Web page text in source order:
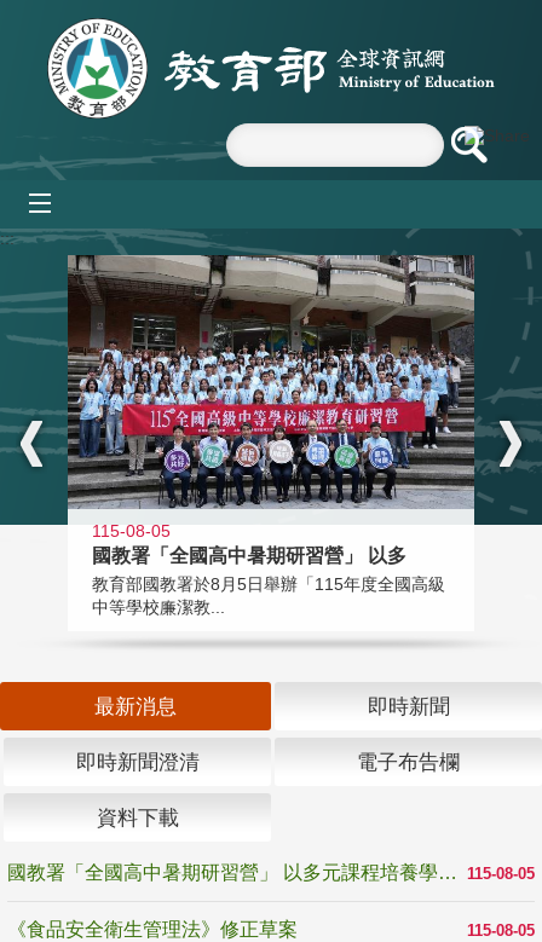
跳到主要內容區塊
:::
115-08-05
國教署「全國高中暑期研習營」 以多
教育部國教署於8月5日舉辦「115年度全國高級
中等學校廉潔教...
最新消息 即時新聞
即時新聞澄清 電子布告欄
資料下載
115-08-05
國教署「全國高中暑期研習營」 以多元課程培養學生瞭解誠信專業與倫理價值
115-08-05
《食品安全衛生管理法》修正草案